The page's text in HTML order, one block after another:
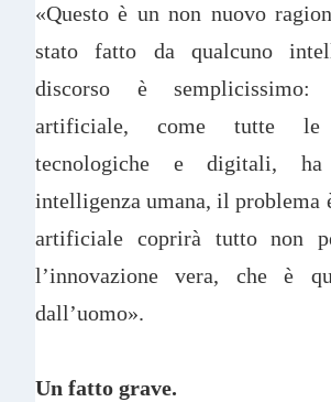
«Questo è un non nuovo
stato fatto da qualcuno
discorso è semplicissimo:
artificiale, come tutte le
tecnologiche e digitali,
intelligenza umana, il problema
artificiale coprirà tutto non
l’innovazione vera, che è
dall’uomo».
Un fatto grave.